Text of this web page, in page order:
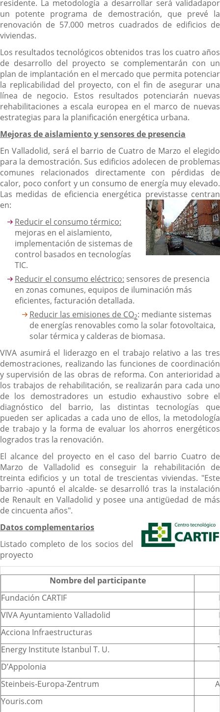
residente. La metodología a desarrollar será validadapor
un potente programa de demostración, que prevé la
renovación de 57.000 metros cuadrados de edificios de
viviendas.
Los resultados tecnológicos obtenidos tras los cuatro años
de desarrollo del proyecto se complementarán con un
plan de implantación en el mercado que permita potenciar
la replicabilidad del proyecto, con el fin de asegurar una
línea de negocio. Estos resultados potenciarán nuevas
rehabilitaciones a escala europea en el marco de nuevas
estrategias para la planificación energética urbana.
Mejoras de aislamiento y sensores de presencia
En Valladolid, será el barrio de Cuatro de Marzo el elegido
para la demostración. Sus edificios adolecen de problemas
comunes relacionados directamente con pérdidas de
calor, poco confort y un consumo de energía muy elevado.
Las medidas de eficiencia energética previstasse centran
en:
Reducir el consumo térmico:
mejoras en el aislamiento,
implementación de sistemas de
control basados en tecnologías
TIC.
Reducir el consumo eléctrico: sensores de presencia
en zonas comunes, equipos de iluminación más
eficientes, facturación detallada.
Reducir las emisiones de CO2: mediante sistemas
de energías renovables como la solar fotovoltaica,
solar térmica y calderas de biomasa.
VIVA asumirá el liderazgo en el trabajo relativo a las tres
demostraciones, realizando las funciones de coordinación
y supervisión de las obras de reforma. Con anterioridad a
los trabajos de rehabilitación, se realizarán para cada uno
de los demostradores un estudio exhaustivo sobre el
diagnóstico del barrio, las distintas tecnologías que
pueden ser aplicadas a cada uno de ellos, la metodología
de trabajo y la forma de evaluar los ahorros energéticos
logrados tras la renovación.
El alcance del proyecto en el caso del barrio Cuatro de
Marzo de Valladolid es conseguir la rehabilitación de
treinta edificios y un total de trescientas viviendas. "Este
barrio -apuntó el alcalde- se desarrolló tras la instalación
de Renault en Valladolid y posee una antigüedad de más
de cincuenta años".
Datos complementarios
Listado completo de los socios del
proyecto
Nombre del participante
Fundación CARTIF
VIVA Ayuntamiento Valladolid
Acciona Infraestructuras
Energy Institute Istanbul T. U.
D’Appolonia
Steinbeis-Europa-Zentrum
Youris.com